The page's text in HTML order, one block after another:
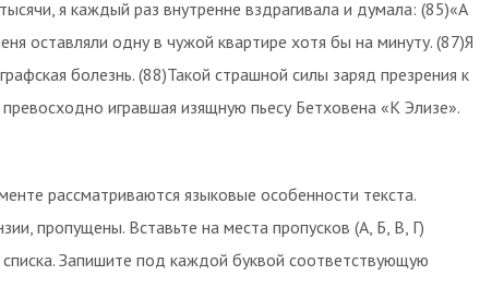
я каждый раз внутренне вздрагивала и думала: (85)«А
оставляли одну в чужой квартире хотя бы на минуту. (87)Я
болезнь. (88)Такой страшной силы заряд презрения к
игравшая изящную пьесу Бетховена «К Элизе».
рассматриваются языковые особенности текста.
пропущены. Вставьте на места пропусков (А, Б, В, Г)
Запишите под каждой буквой соответствующую